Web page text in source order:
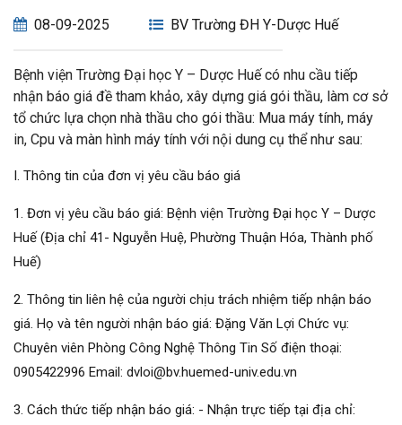
08-09-2025 BV Trường ĐH Y-Dược Huế
Bệnh viện Trường Đại học Y – Dược Huế có nhu cầu tiếp
nhận báo giá đề tham khảo, xây dựng giá gói thầu, làm cơ sở
tổ chức lựa chọn nhà thầu cho gói thầu: Mua máy tính, máy
in, Cpu và màn hình máy tính với nội dung cụ thể như sau:
I. Thông tin của đơn vị yêu cầu báo giá
1. Đơn vị yêu cầu báo giá: Bệnh viện Trường Đại học Y – Dược
Huế (Địa chỉ 41- Nguyễn Huệ, Phường Thuận Hóa, Thành phố
Huế)
2. Thông tin liên hệ của người chịu trách nhiệm tiếp nhận báo
giá. Họ và tên người nhận báo giá: Đặng Văn Lợi Chức vụ:
Chuyên viên Phòng Công Nghệ Thông Tin Số điện thoại:
0905422996 Email: dvloi@bv.huemed-univ.edu.vn
3. Cách thức tiếp nhận báo giá: - Nhận trực tiếp tại địa chỉ: